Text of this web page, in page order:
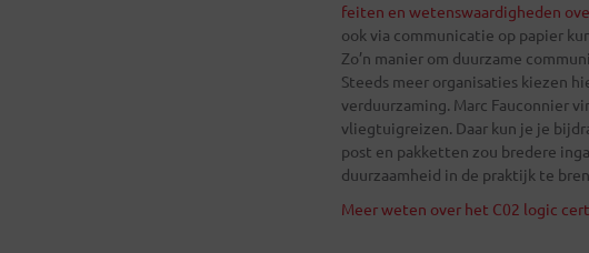
feiten en wetenswaardigheden
ook via communicatie op papier
Zo’n manier om duurzame
Steeds meer organisaties kiezen
verduurzaming. Marc Fauconnier
vliegtuigreizen. Daar kun je je
post en pakketten zou bredere
duurzaamheid in de praktijk te
Meer weten over het C02 logic